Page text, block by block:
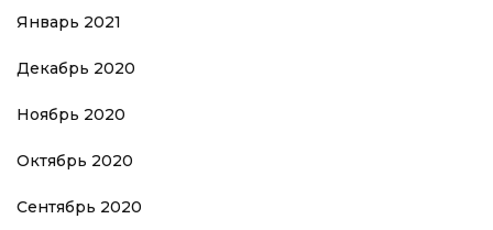
Январь 2021
Декабрь 2020
Ноябрь 2020
Октябрь 2020
Сентябрь 2020